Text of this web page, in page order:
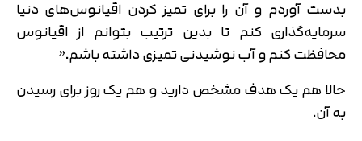
بدست آوردم و آن را برای تمیز کردن اقیانوس‌های دنیا
سرمایه­‌گذاری کنم تا بدین ترتیب بتوانم از اقیانوس
محافظت کنم و آب نوشیدنی تمیزی داشته باشم.”
حالا هم یک هدف مشخص دارید و هم یک روز برای رسیدن
به آن.